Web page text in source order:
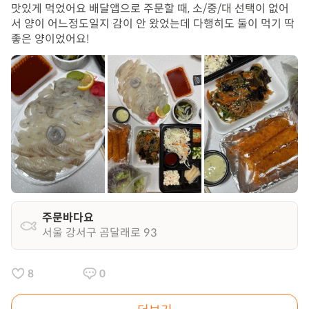
맛있게 먹었어요 배달앱으로 주문할 때, 소/중/대 선택이 없어
서 양이 어느정도일지 감이 안 왔었는데 다행히도 둘이 먹기 딱
좋은 양이었어요!
주문바다요
서울 강서구 곰달래로 93
8 0